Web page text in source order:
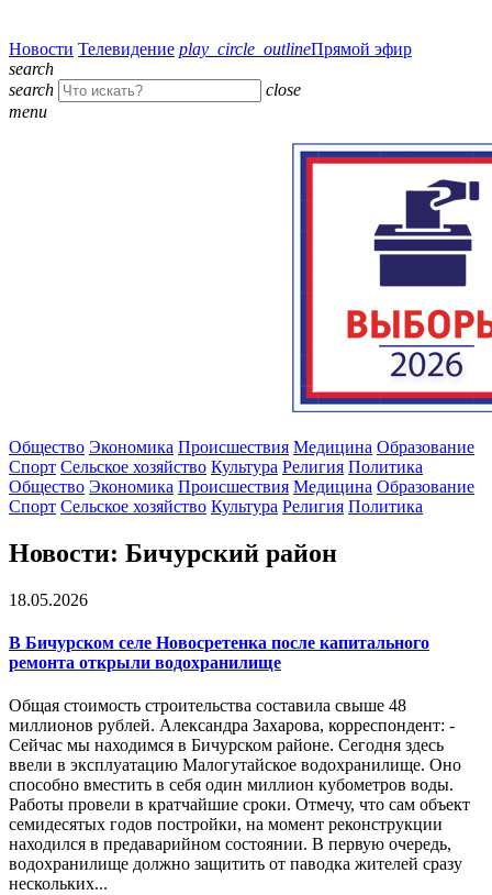
Новости Телевидение play_circle_outlineПрямой эфир
search
search
close
menu
Общество Экономика Происшествия Медицина Образование
Спорт Сельское хозяйство Культура Религия Политика
Общество Экономика Происшествия Медицина Образование
Спорт Сельское хозяйство Культура Религия Политика
Новости: Бичурcкий район
18.05.2026
В Бичурcком селе Новосретенка после капитального
ремонта открыли водохранилище
Общая стоимость строительства составила свыше 48
миллионов рублей. Александра Захарова, корреспондент: -
Сейчас мы находимся в Бичурском районе. Сегодня здесь
ввели в эксплуатацию Малогутайское водохранилище. Оно
способно вместить в себя один миллион кубометров воды.
Работы провели в кратчайшие сроки. Отмечу, что сам объект
семидесятых годов постройки, на момент реконструкции
находился в предаварийном состоянии. В первую очередь,
водохранилище должно защитить от паводка жителей сразу
нескольких...